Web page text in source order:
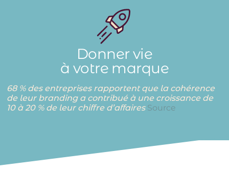
Donner vie
à votre marque
68 % des entreprises rapportent que la cohérence
de leur branding a contribué à une croissance de
10 à 20 % de leur chiffre d’affaires Source